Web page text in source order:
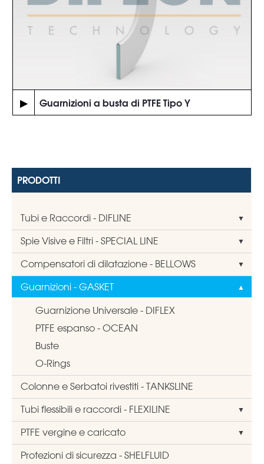
PRODOTTI
Tubi e Raccordi - DIFLINE
Spie Visive e Filtri - SPECIAL LINE
Compensatori di dilatazione - BELLOWS
Guarnizioni - GASKET
Guarnizione Universale - DIFLEX
PTFE espanso - OCEAN
Buste
O-Rings
Colonne e Serbatoi rivestiti - TANKSLINE
Tubi flessibili e raccordi - FLEXILINE
PTFE vergine e caricato
Protezioni di sicurezza - SHELFLUID
▶ Guarnizioni a busta di PTFE Tipo Y